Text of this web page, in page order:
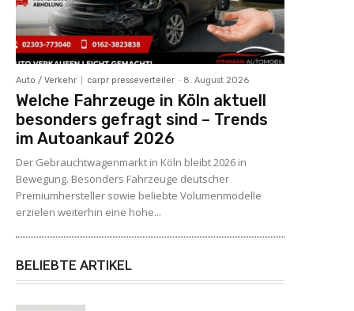
Auto / Verkehr carpr presseverteiler - 8. August 2026
Welche Fahrzeuge in Köln aktuell
besonders gefragt sind – Trends
im Autoankauf 2026
Der Gebrauchtwagenmarkt in Köln bleibt 2026 in
Bewegung. Besonders Fahrzeuge deutscher
Premiumhersteller sowie beliebte Volumenmodelle
erzielen weiterhin eine hohe...
BELIEBTE ARTIKEL